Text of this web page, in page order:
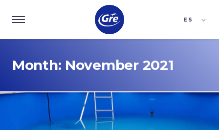
ES
Month: November 2021